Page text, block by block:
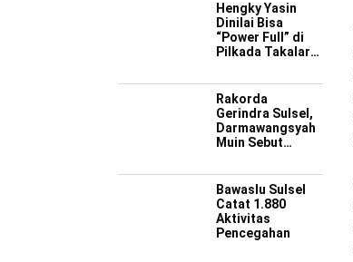
Hengky Yasin
Dinilai Bisa
“Power Full” di
Pilkada Takalar
Rakorda
Gerindra Sulsel,
Darmawangsyah
Muin Sebut
Strategis
Perkuat Soliditas
Jelang Pemilu
2029
Bawaslu Sulsel
Catat 1.880
Aktivitas
Pencegahan